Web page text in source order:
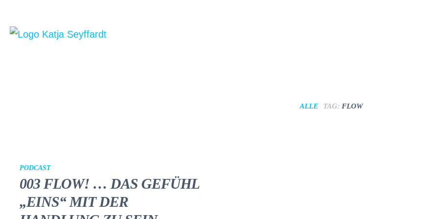
ALLE TAG: FLOW
PODCAST
003 FLOW! … DAS GEFÜHL
„EINS“ MIT DER